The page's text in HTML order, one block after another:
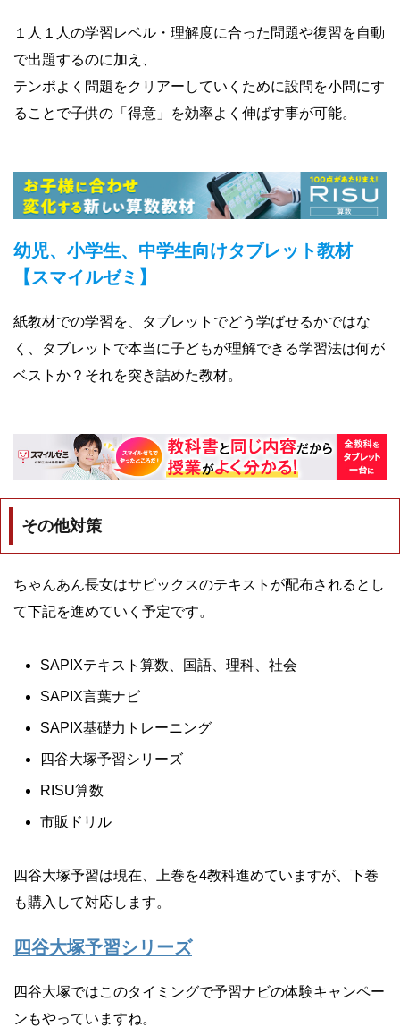
１人１人の学習レベル・理解度に合った問題や復習を自動
で出題するのに加え、
テンポよく問題をクリアーしていくために設問を小問にす
ることで子供の「得意」を効率よく伸ばす事が可能。
幼児、小学生、中学生向けタブレット教材
【スマイルゼミ】
紙教材での学習を、タブレットでどう学ばせるかではな
く、タブレットで本当に子どもが理解できる学習法は何が
ベストか？それを突き詰めた教材。
その他対策
ちゃんあん長女はサピックスのテキストが配布されるとし
て下記を進めていく予定です。
SAPIXテキスト算数、国語、理科、社会
SAPIX言葉ナビ
SAPIX基礎力トレーニング
四谷大塚予習シリーズ
RISU算数
市販ドリル
四谷大塚予習は現在、上巻を4教科進めていますが、下巻
も購入して対応します。
四谷大塚予習シリーズ
四谷大塚ではこのタイミングで予習ナビの体験キャンペー
ンもやっていますね。